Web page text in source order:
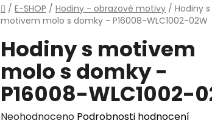
Domů
/ E-SHOP / Hodiny - obrazové motivy / Hodiny s
motivem molo s domky - P16008-WLC1002-02W
Hodiny s motivem
molo s domky -
P16008-WLC1002-
Průměrné
Neohodnoceno Podrobnosti hodnocení